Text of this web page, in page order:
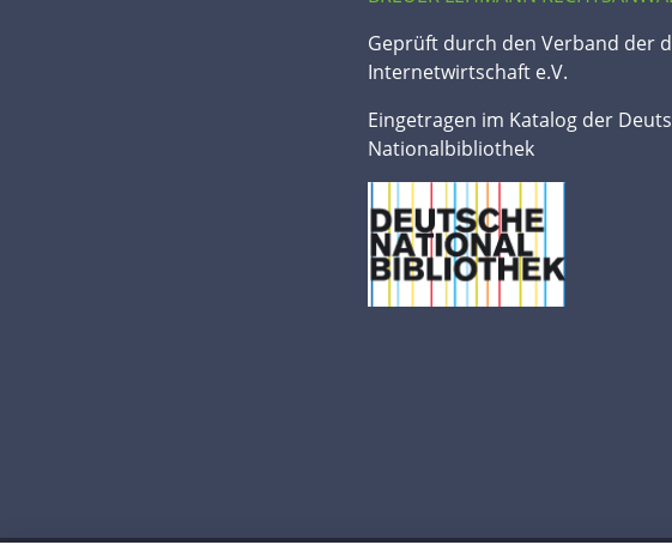
Geprüft durch den Verband der
Internetwirtschaft e.V.
Eingetragen im Katalog der
Nationalbibliothek